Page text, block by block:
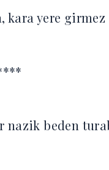
kara yere
nazik beden